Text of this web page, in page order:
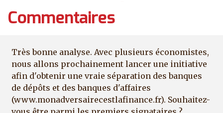
Commentaires
Très bonne analyse. Avec plusieurs économistes,
nous allons prochainement lancer une initiative
afin d'obtenir une vraie séparation des banques
de dépôts et des banques d'affaires
(www.monadversairecestlafinance.fr). Souhaitez-